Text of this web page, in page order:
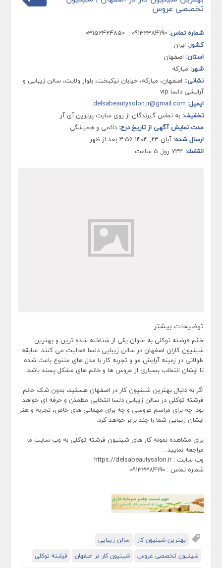
تخصصی عروس
شماره تماس: 09132384190 _ 03152424850
کشور: ایران
استان: اصفهان
شهر: مبارکه
نشانی:: اصفهان، مبارکه، خیابان نیکبخت، بلوار ولایت، سالن زیبایی و
آرایشی دلسا vip
ایمیل: delsabeautysolon.ir@gmail.com
تخفیف: به تماس گیرندگان از روی سایت پرترین.آی آر
مدت نمایش آگهی از تاریخ درج: دائمی و همیشگی
ارسال شده: آبان ۲۳, ۱۴۰۴ ۳:۵۶ بعد از ظهر
انقضاء: 734 روز, 5 ساعت
توضیحات بیشتر
خانم فرشته توکلی به‌ عنوان یکی از شناخته‌ شده‌ ترین و بهترین
شینیون‌ کاران اصفهان در سالن زیبایی دلسا فعالیت می‌ کنند. سابقه
طولانی در زمینه آرایش مو و تجربه کار با مدل‌ های متنوع باعث شده
تا ایشان انتخاب بسیاری از عروس‌ ها و خانم‌ های مشکل‌ پسند باشد.
اگر به‌ دنبال بهترین شینیون‌ کار در اصفهان هستید، بدون شک خانم
فرشته توکلی در سالن زیبایی دلسا انتخابی مطمئن و حرفه‌ ای خواهد
بود. چه برای مراسم عروسی و چه برای مهمانی‌ های خاص، تجربه و هنر
ایشان زیبایی شما را چند برابر خواهد کرد.
برای مشاهده نمونه کار های شینیون فرشته توکلی به وب سایت ما
مراجعه نمایید .
وب سایت : https://delsabeautysalon.ir
شماره تماس : 09132384190
بهترین شینیون‌ کار
سالن زیبایی
شینیون تخصصی عروس
شینیون‌ کار در اصفهان فرشته توکلی